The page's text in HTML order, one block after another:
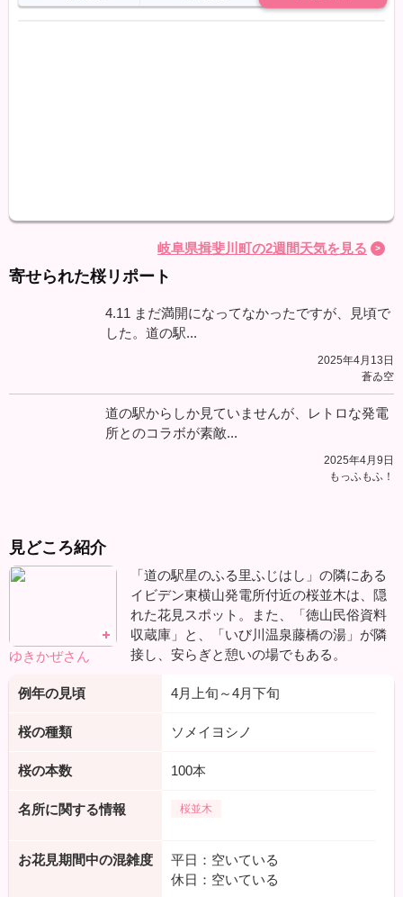
岐阜県揖斐川町の2週間天気を見る
寄せられた桜リポート
4.11 まだ満開になってなかったですが、見頃で
した。道の駅...
2025年4月13日
蒼ゐ空
道の駅からしか見ていませんが、レトロな発電
所とのコラボが素敵...
2025年4月9日
もっふもふ！
見どころ紹介
ゆきかぜさん
「道の駅星のふる里ふじはし」の隣にある
イビデン東横山発電所付近の桜並木は、隠
れた花見スポット。また、「徳山民俗資料
収蔵庫」と、「いび川温泉藤橋の湯」が隣
接し、安らぎと憩いの場でもある。
例年の見頃 4月上旬～4月下旬
桜の種類 ソメイヨシノ
桜の本数 100本
名所に関する情報 桜並木
お花見期間中の混雑度
平日：空いている
休日：空いている